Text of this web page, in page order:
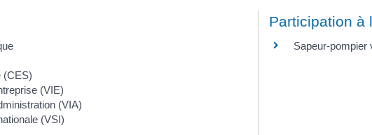
(CES)
(VIE)
(VIA)
(VSI)
Participation à
Sapeur-pompier